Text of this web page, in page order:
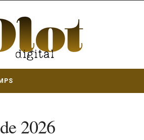
2026